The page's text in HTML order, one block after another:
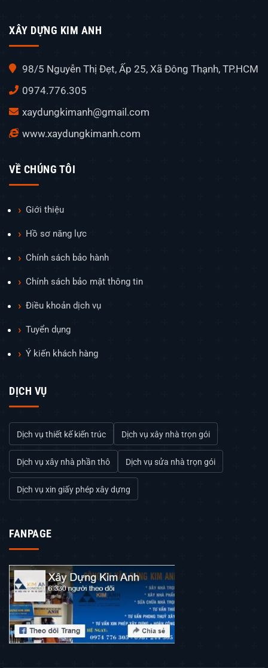
XÂY DỰNG KIM ANH
98/5 Nguyễn Thị Đẹt, Ấp 25, Xã Đông Thạnh, TP.HCM
0974.776.305
xaydungkimanh@gmail.com
www.xaydungkimanh.com
VỀ CHÚNG TÔI
Giới thiệu
Hồ sơ năng lực
Chính sách bảo hành
Chính sách bảo mật thông tin
Điều khoản dịch vụ
Tuyển dụng
Ý kiến khách hàng
DỊCH VỤ
Dịch vụ thiết kế kiến trúc Dịch vụ xây nhà trọn gói
Dịch vụ xây nhà phần thô Dịch vụ sửa nhà trọn gói
Dịch vụ xin giấy phép xây dựng
FANPAGE